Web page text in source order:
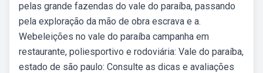
pelas grande fazendas do vale do paraíba, passando
pela exploração da mão de obra escrava e a.
Webeleições no vale do paraíba campanha em
restaurante, poliesportivo e rodoviária: Vale do paraíba,
estado de são paulo: Consulte as dicas e avaliações